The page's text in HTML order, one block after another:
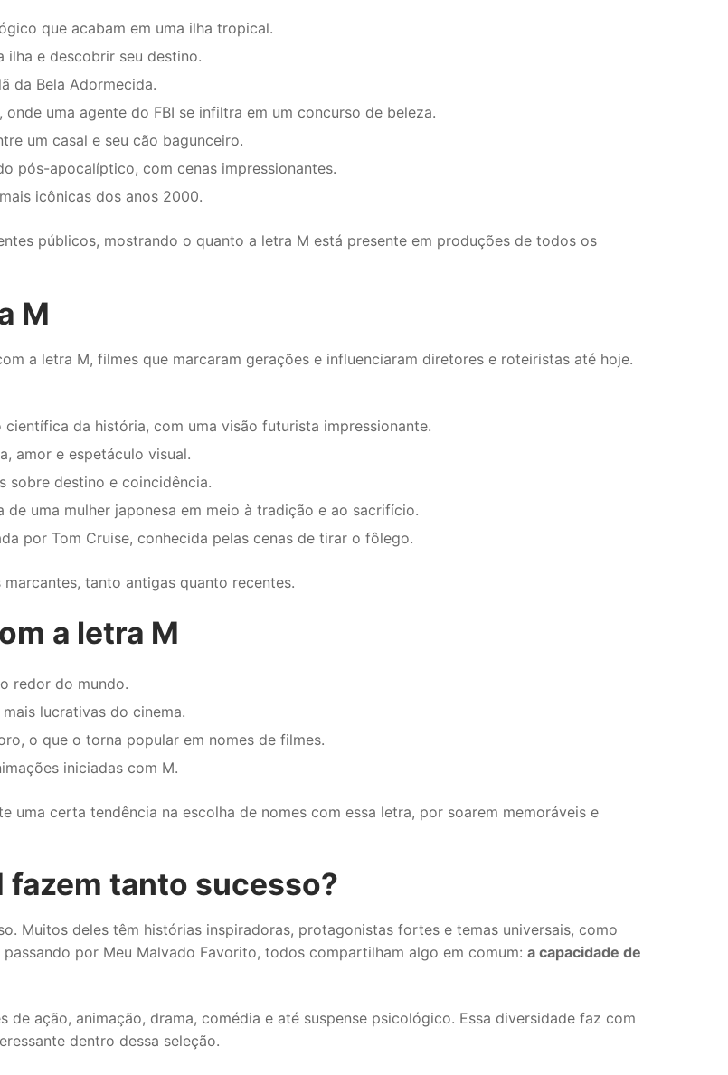
que acabam em uma ilha tropical.
ilha e descobrir seu destino.
da Bela Adormecida.
uma agente do FBI se infiltra em um concurso de beleza.
um casal e seu cão bagunceiro.
pós-apocalíptico, com cenas impressionantes.
icônicas dos anos 2000.
públicos, mostrando o quanto a letra M está presente em produções de todos os
M
a letra M, filmes que marcaram gerações e influenciaram diretores e roteiristas até hoje.
da história, com uma visão futurista impressionante.
amor e espetáculo visual.
sobre destino e coincidência.
uma mulher japonesa em meio à tradição e ao sacrifício.
por Tom Cruise, conhecida pelas cenas de tirar o fôlego.
tanto antigas quanto recentes.
a letra M
redor do mundo.
lucrativas do cinema.
o que o torna popular em nomes de filmes.
iniciadas com M.
uma certa tendência na escolha de nomes com essa letra, por soarem memoráveis e
fazem tanto sucesso?
Muitos deles têm histórias inspiradoras, protagonistas fortes e temas universais, como
por Meu Malvado Favorito, todos compartilham algo em comum: a capacidade de
ação, animação, drama, comédia e até suspense psicológico. Essa diversidade faz com
dentro dessa seleção.